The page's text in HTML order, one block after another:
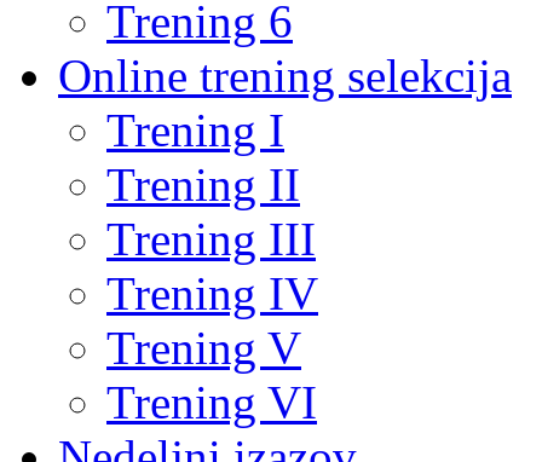
Trening 6
Online trening selekcija
Trening I
Trening II
Trening III
Trening IV
Trening V
Trening VI